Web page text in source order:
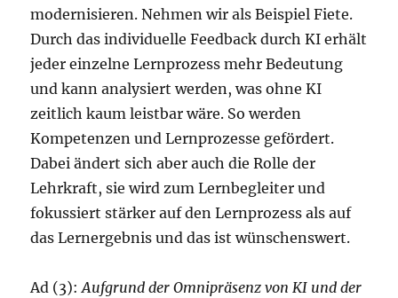
modernisieren. Nehmen wir als Beispiel Fiete.
Durch das individuelle Feedback durch KI erhält
jeder einzelne Lernprozess mehr Bedeutung
und kann analysiert werden, was ohne KI
zeitlich kaum leistbar wäre. So werden
Kompetenzen und Lernprozesse gefördert.
Dabei ändert sich aber auch die Rolle der
Lehrkraft, sie wird zum Lernbegleiter und
fokussiert stärker auf den Lernprozess als auf
das Lernergebnis und das ist wünschenswert.
Ad (3):Aufgrund der Omnipräsenz von KI und der